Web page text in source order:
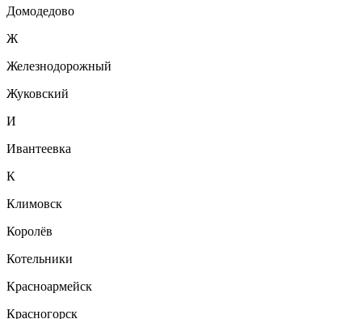
Домодедово
Ж
Железнодорожный
Жуковский
И
Ивантеевка
К
Климовск
Королёв
Котельники
Красноармейск
Красногорск